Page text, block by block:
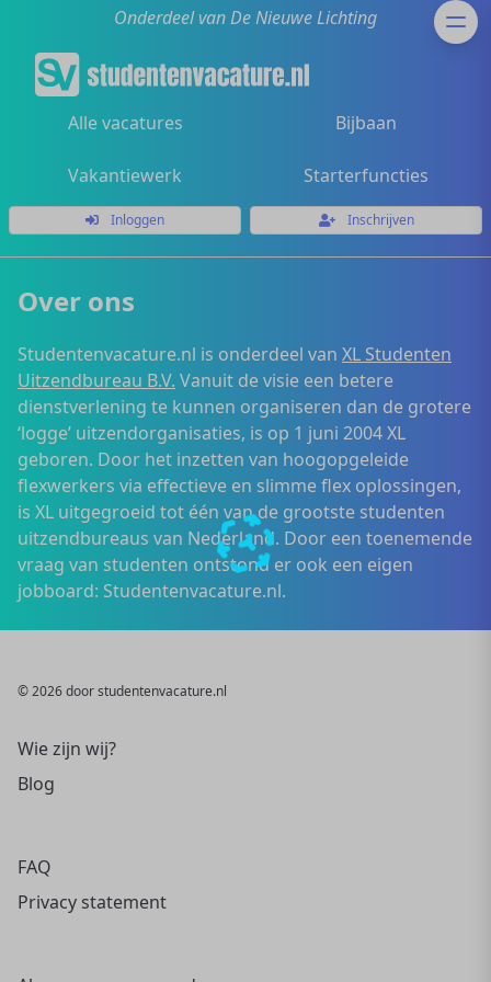
Onderdeel van De Nieuwe Lichting
Alle vacatures Bijbaan
Vakantiewerk Starterfuncties
Inloggen Inschrijven
Over ons
Studentenvacature.nl is onderdeel van XL Studenten
Uitzendbureau B.V. Vanuit de visie een betere
dienstverlening te kunnen organiseren dan de grotere
‘logge’ uitzendorganisaties, is op 1 juni 2004 XL
geboren. Door het inzetten van hoogopgeleide
flexwerkers via effectieve en slimme flex oplossingen,
is XL uitgegroeid tot één van de grootste studenten
uitzendbureaus van Nederland. Door een toenemende
vraag van studenten ontstond er ook een eigen
jobboard: Studentenvacature.nl.
© 2026 door studentenvacature.nl
Wie zijn wij?
Blog
FAQ
Privacy statement